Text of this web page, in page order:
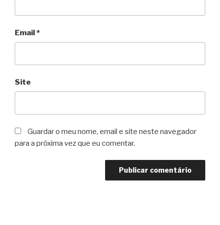
Email*
Site
Guardar o meu nome, email e site neste navegador
para a próxima vez que eu comentar.